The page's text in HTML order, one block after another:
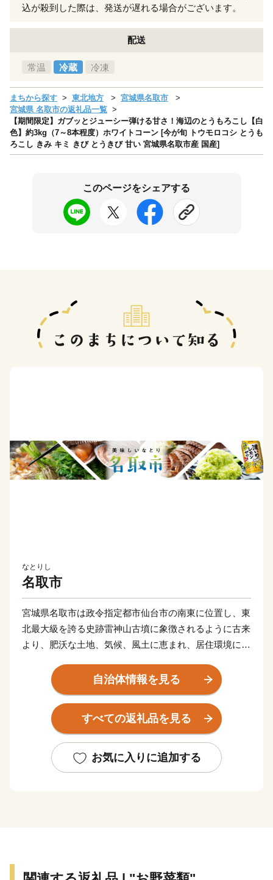
込が殺到した際は、発送が遅れる場合がございます。
配送
常温 冷蔵 冷凍
まちから探す 東北地方
宮城県名取市
宮城県 名取市の返礼品一覧
【期間限定】ガブッとジューシー弾ける甘さ！海辺のとうもろこし【白
色】約3kg（7～8本程度）ホワイトコーン [今が旬 トウモロコシ とうも
ろこし きみ キミ きび とうきび 甘い 宮城県名取市産 国産]
このページをシェアする
なとりし
名取市
宮城県名取市は政令指定都市仙台市の南東に位置し、東
北最大級を誇る史跡雷神山古墳に象徴されるように古来
より、肥沃な土地、気候、風土に恵まれ、居住環境に適
また、JR東北本線、国道4号、東北縦貫自動車道、仙台
東部道路などが走り、人口の集積、企業立地もすすみ、
広域仙台都市圏の副拠点都市にふさわしい機能を有して
います。
きな飛躍が期待されています。
自治体情報を見る
すべての返礼品を見る
お気に入りに追加する